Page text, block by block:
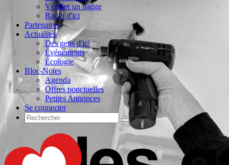
Vérifier un badge
Radio d'ici
Partenaires
Actualités
Des gens d'ici
Événements
Écologie
Bloc-Notes
Agenda
Offres ponctuelles
Petites Annonces
Se connecter